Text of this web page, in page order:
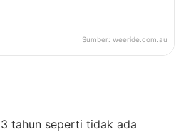
Sumber: weeride.com.au
tahun seperti tidak ada